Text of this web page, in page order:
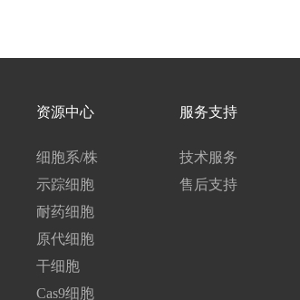
资源中心
细胞系/株
示踪细胞
耐药细胞
原代细胞
干细胞
Cas9细胞
服务支持
技术服务
售后支持